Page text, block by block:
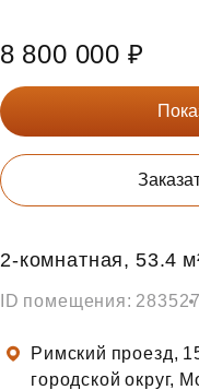
8 800 000 ₽
2‑комнатная, 53.4
ID помещения: 2835
Римский проезд,
городской округ,